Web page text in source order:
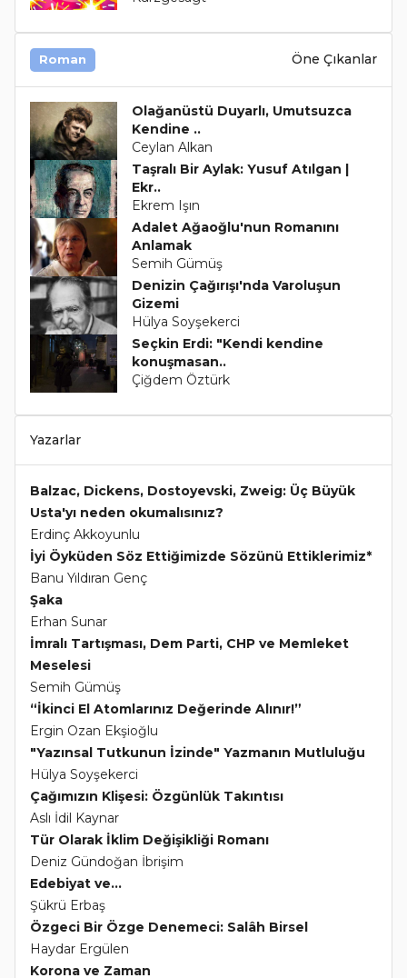
Roman Öne Çıkanlar
Olağanüstü Duyarlı, Umutsuzca
Kendine ..
Ceylan Alkan
Taşralı Bir Aylak: Yusuf Atılgan |
Ekr..
Ekrem Işın
Adalet Ağaoğlu'nun Romanını
Anlamak
Semih Gümüş
Denizin Çağırışı'nda Varoluşun
Gizemi
Hülya Soyşekerci
Seçkin Erdi: "Kendi kendine
konuşmasan..
Çiğdem Öztürk
Yazarlar
Balzac, Dickens, Dostoyevski, Zweig: Üç Büyük
Usta'yı neden okumalısınız?
Erdinç Akkoyunlu
İyi Öyküden Söz Ettiğimizde Sözünü Ettiklerimiz*
Banu Yıldıran Genç
Şaka
Erhan Sunar
İmralı Tartışması, Dem Parti, CHP ve Memleket
Meselesi
Semih Gümüş
“İkinci El Atomlarınız Değerinde Alınır!”
Ergin Ozan Ekşioğlu
"Yazınsal Tutkunun İzinde" Yazmanın Mutluluğu
Hülya Soyşekerci
Çağımızın Klişesi: Özgünlük Takıntısı
Aslı İdil Kaynar
Tür Olarak İklim Değişikliği Romanı
Deniz Gündoğan İbrişim
Edebiyat ve...
Şükrü Erbaş
Özgeci Bir Özge Denemeci: Salâh Birsel
Haydar Ergülen
Korona ve Zaman